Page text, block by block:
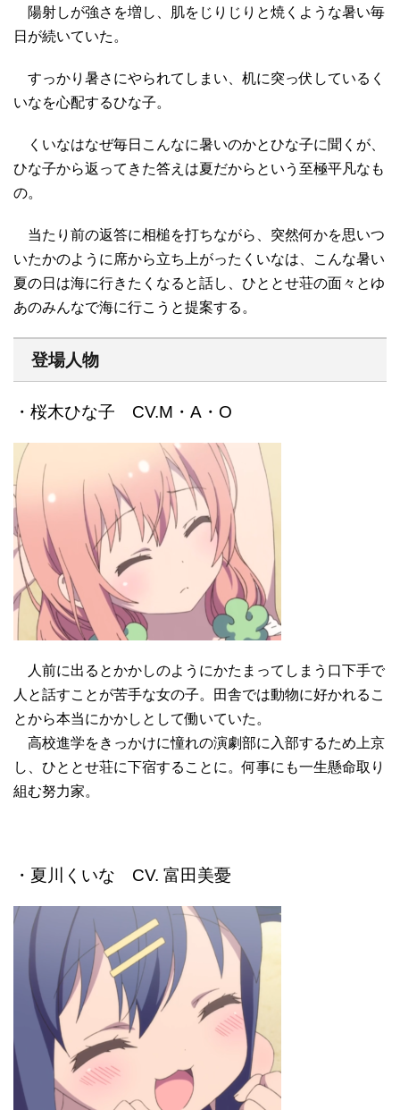
陽射しが強さを増し、肌をじりじりと焼くような暑い毎
日が続いていた。
すっかり暑さにやられてしまい、机に突っ伏しているく
いなを心配するひな子。
くいなはなぜ毎日こんなに暑いのかとひな子に聞くが、
ひな子から返ってきた答えは夏だからという至極平凡なも
の。
当たり前の返答に相槌を打ちながら、突然何かを思いつ
いたかのように席から立ち上がったくいなは、こんな暑い
夏の日は海に行きたくなると話し、ひととせ荘の面々とゆ
あのみんなで海に行こうと提案する。
登場人物
・桜木ひな子 CV.M・A・O
人前に出るとかかしのようにかたまってしまう口下手で
人と話すことが苦手な女の子。田舎では動物に好かれるこ
とから本当にかかしとして働いていた。
高校進学をきっかけに憧れの演劇部に入部するため上京
し、ひととせ荘に下宿することに。何事にも一生懸命取り
組む努力家。
・夏川くいな CV. 富田美憂